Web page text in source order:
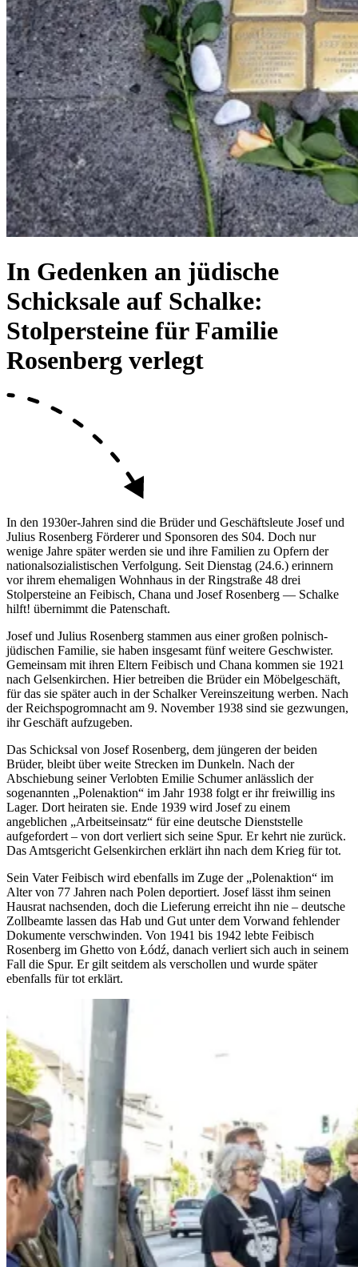
In Gedenken an jüdische
Schicksale auf Schalke:
Stolpersteine für Familie
Rosenberg verlegt
In den 1930er-Jahren sind die Brüder und Geschäftsleute Josef und
Julius Rosenberg Förderer und Sponsoren des S04. Doch nur
wenige Jahre später werden sie und ihre Familien zu Opfern der
nationalsozialistischen Verfolgung. Seit Dienstag (24.6.) erinnern
vor ihrem ehemaligen Wohnhaus in der Ringstraße 48 drei
Stolpersteine an Feibisch, Chana und Josef Rosenberg — Schalke
hilft! übernimmt die Patenschaft.
Josef und Julius Rosenberg stammen aus einer großen polnisch-
jüdischen Familie, sie haben insgesamt fünf weitere Geschwister.
Gemeinsam mit ihren Eltern Feibisch und Chana kommen sie 1921
nach Gelsenkirchen. Hier betreiben die Brüder ein Möbelgeschäft,
für das sie später auch in der Schalker Vereinszeitung werben. Nach
der Reichspogromnacht am 9. November 1938 sind sie gezwungen,
ihr Geschäft aufzugeben.
Das Schicksal von Josef Rosenberg, dem jüngeren der beiden
Brüder, bleibt über weite Strecken im Dunkeln. Nach der
Abschiebung seiner Verlobten Emilie Schumer anlässlich der
sogenannten „Polenaktion“ im Jahr 1938 folgt er ihr freiwillig ins
Lager. Dort heiraten sie. Ende 1939 wird Josef zu einem
angeblichen „Arbeitseinsatz“ für eine deutsche Dienststelle
aufgefordert – von dort verliert sich seine Spur. Er kehrt nie zurück.
Das Amtsgericht Gelsenkirchen erklärt ihn nach dem Krieg für tot.
Sein Vater Feibisch wird ebenfalls im Zuge der „Polenaktion“ im
Alter von 77 Jahren nach Polen deportiert. Josef lässt ihm seinen
Hausrat nachsenden, doch die Lieferung erreicht ihn nie – deutsche
Zollbeamte lassen das Hab und Gut unter dem Vorwand fehlender
Dokumente verschwinden. Von 1941 bis 1942 lebte Feibisch
Rosenberg im Ghetto von Łódź, danach verliert sich auch in seinem
Fall die Spur. Er gilt seitdem als verschollen und wurde später
ebenfalls für tot erklärt.